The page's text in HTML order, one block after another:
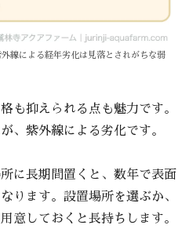
線による経年劣化は見落とされがちな弱
も抑えられる点も魅力です。
、紫外線による劣化です。
に長期間置くと、数年で表面
ります。設置場所を選ぶか、
意しておくと長持ちします。